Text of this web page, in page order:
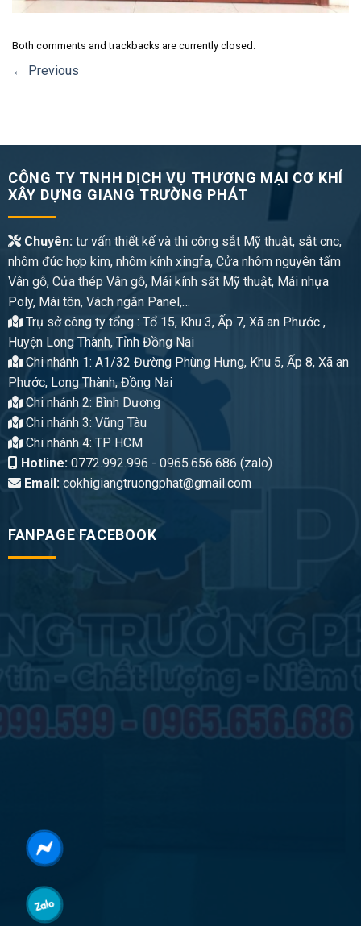
Both comments and trackbacks are currently closed.
← Previous
CÔNG TY TNHH DỊCH VỤ THƯƠNG MẠI CƠ KHÍ
XÂY DỰNG GIANG TRƯỜNG PHÁT
Chuyên:tư vấn thiết kế và thi công sắt Mỹ thuật, sắt cnc,
nhôm đúc hợp kim, nhôm kính xingfa, Cửa nhôm nguyên tấm
Vân gỗ, Cửa thép Vân gỗ, Mái kính sắt Mỹ thuật, Mái nhựa
Poly, Mái tôn, Vách ngăn Panel,…
Trụ sở công ty tổng : Tổ 15, Khu 3, Ấp 7, Xã an Phước ,
Huyện Long Thành, Tỉnh Đồng Nai
Chi nhánh 1: A1/32 Đường Phùng Hưng, Khu 5, Ấp 8, Xã an
Phước, Long Thành, Đồng Nai
Chi nhánh 2: Bình Dương
Chi nhánh 3: Vũng Tàu
Chi nhánh 4: TP HCM
Hotline:0772.992.996 - 0965.656.686 (zalo)
Email:cokhigiangtruongphat@gmail.com
FANPAGE FACEBOOK